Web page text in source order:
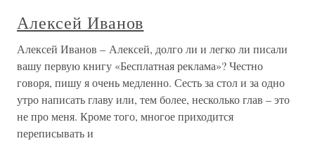
Алексей Иванов
Алексей Иванов – Алексей, долго ли и легко ли писали
вашу первую книгу «Бесплатная реклама»? Честно
говоря, пишу я очень медленно. Сесть за стол и за одно
утро написать главу или, тем более, несколько глав – это
не про меня. Кроме того, многое приходится
переписывать и